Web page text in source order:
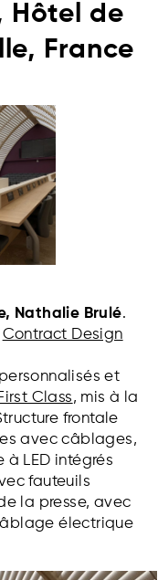
Hôtel de
France
Nathalie Brulé.
Contract Design
et
Class, mis à la
frontale
avec câblages,
LED intégrés
fauteuils
la presse, avec
électrique